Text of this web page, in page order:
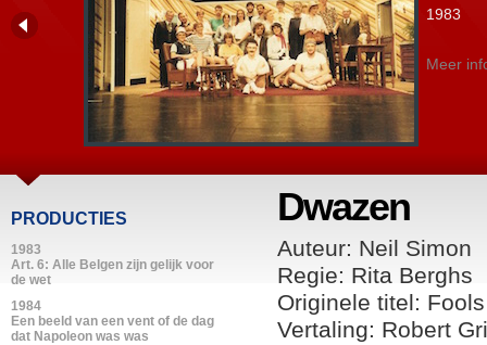
1983
Meer
PRODUCTIES
1983
Art. 6: Alle Belgen zijn gelijk voor
de wet
1984
Een beeld van een vent of de dag
dat Napoleon was was
Dwazen
Auteur: Neil Simon
Regie: Rita Berghs
Originele titel: Fools
Vertaling: Robert